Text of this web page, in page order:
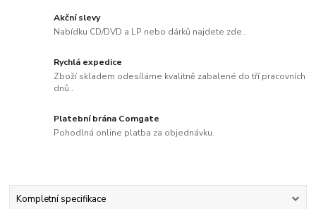
Akční slevy
Nabídku CD/DVD a LP nebo dárků najdete zde..
Rychlá expedice
Zboží skladem odesíláme kvalitně zabalené do tří pracovních
dnů..
Platební brána Comgate
Pohodlná online platba za objednávku.
Kompletní specifikace